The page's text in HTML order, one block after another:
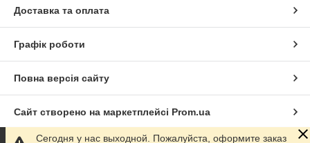
Доставка та оплата
Графік роботи
Повна версія сайту
Сайт створено на маркетплейсі Prom.ua
Сегодня у нас выходной. Пожалуйста, оформите заказ